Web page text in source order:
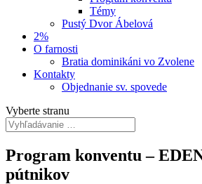
Témy
Pustý Dvor Ábelová
2%
O farnosti
Bratia dominikáni vo Zvolene
Kontakty
Objednanie sv. spovede
Vyberte stranu
Program konventu –
pútnikov